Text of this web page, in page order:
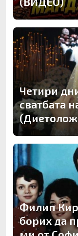
Четири
сватбата
Филип
борих да